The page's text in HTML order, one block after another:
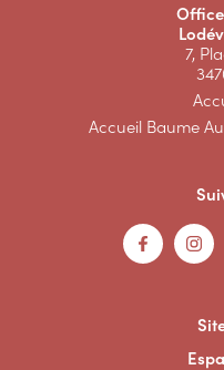
7,
Accueil Baume